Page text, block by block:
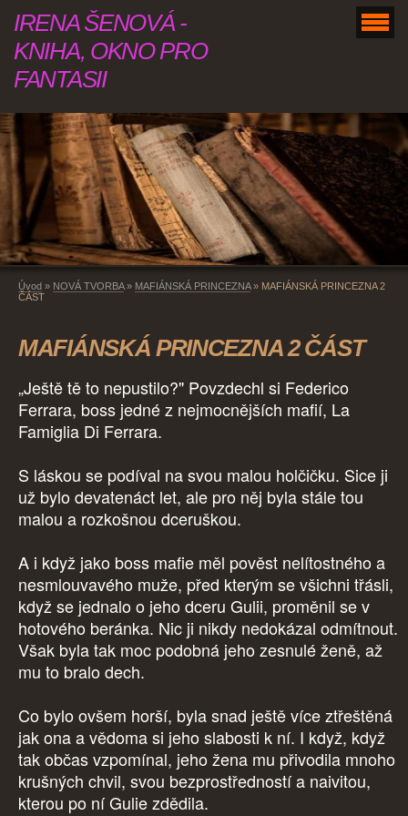
IRENA ŠENOVÁ -
KNIHA, OKNO PRO
FANTASII
Úvod » NOVÁ TVORBA» MAFIÁNSKÁ PRINCEZNA» MAFIÁNSKÁ PRINCEZNA 2
ČÁST
MAFIÁNSKÁ PRINCEZNA 2 ČÁST
„Ještě tě to nepustilo?" Povzdechl si Federico
Ferrara, boss jedné z nejmocnějších mafií, La
Famiglia Di Ferrara.
S láskou se podíval na svou malou holčičku. Sice ji
už bylo devatenáct let, ale pro něj byla stále tou
malou a rozkošnou dceruškou.
A i když jako boss mafie měl pověst nelítostného a
nesmlouvavého muže, před kterým se všichni třásli,
když se jednalo o jeho dceru Gulii, proměnil se v
hotového beránka. Nic ji nikdy nedokázal odmítnout.
Však byla tak moc podobná jeho zesnulé ženě, až
mu to bralo dech.
Co bylo ovšem horší, byla snad ještě více ztřeštěná
jak ona a vědoma si jeho slabosti k ní. I když, když
tak občas vzpomínal, jeho žena mu přivodila mnoho
krušných chvil, svou bezprostředností a naivitou,
kterou po ní Gulie zdědila.